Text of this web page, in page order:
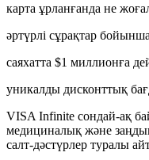
карта ұрланғанда не
әртүрлі сұрақтар
саяхатта $1 миллионға
уникалды дисконттық
VISA Infinite сондай-ақ
медициналық және
салт-дәстүрлер туралы